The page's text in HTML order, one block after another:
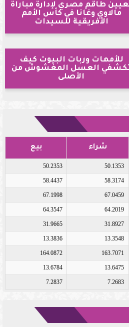
طاقم مصري لإدارة مباراة
مالاوي وغانا في كأس الأمم
الأفريقية للسيدات
للأمهات وربات البيوت كيف
العسل المغشوش من
الأصلى
شراء بيع
50.1353
50.2353
58.3174
58.4437
67.0459
67.1998
64.2019
64.3547
31.8927
31.9665
13.3548
13.3836
163.7071
164.0872
13.6475
13.6784
7.2683
7.2837